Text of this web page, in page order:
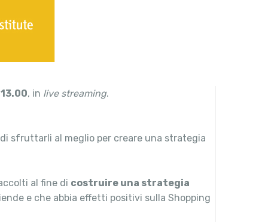
13.00, in live streaming.
sfruttarli al meglio per creare una strategia
al fine di costruire una strategia
e che abbia effetti positivi sulla Shopping